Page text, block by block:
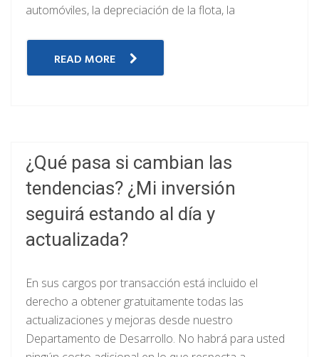
automóviles, la depreciación de la flota, la
READ MORE
¿Qué pasa si cambian las
tendencias? ¿Mi inversión
seguirá estando al día y
actualizada?
En sus cargos por transacción está incluido el
derecho a obtener gratuitamente todas las
actualizaciones y mejoras desde nuestro
Departamento de Desarrollo. No habrá para usted